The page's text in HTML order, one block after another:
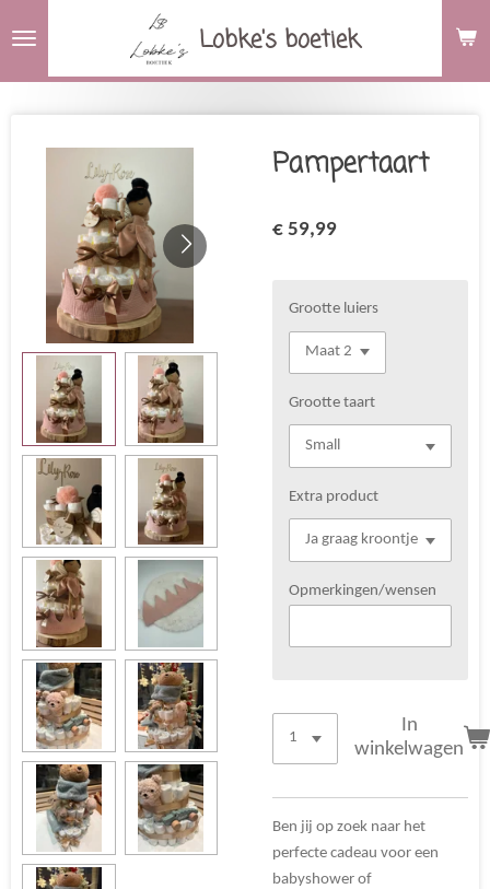
direct
Lobke's boetiek
Pampertaart
€ 59,99
Grootte luiers
Grootte taart
Extra product
Opmerkingen/wensen
In
winkelwagen
Ben jij op zoek naar het
perfecte cadeau voor een
babyshower of